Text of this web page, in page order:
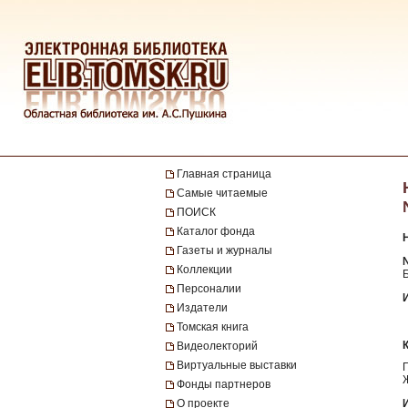
Главная страница
Самые читаемые
ПОИСК
Каталог фонда
Газеты и журналы
Коллекции
Персоналии
Издатели
Томская книга
Видеолекторий
Виртуальные выставки
Фонды партнеров
О проекте